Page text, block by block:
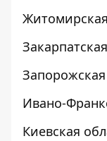
Запорожская
Ивано-
Киевская